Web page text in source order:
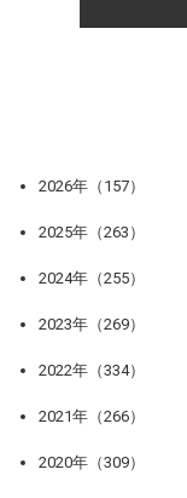
2026年（157）
2025年（263）
2024年（255）
2023年（269）
2022年（334）
2021年（266）
2020年（309）